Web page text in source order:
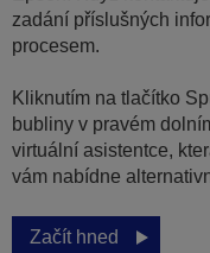
zadání příslušných
procesem.
Kliknutím na tlačítko
bubliny v pravém
virtuální asistentce,
vám nabídne
Začít hned